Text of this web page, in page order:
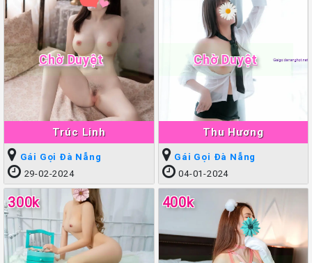
Trúc Linh
Chờ Duyệt
Gái Gọi Đà Nẵng
29-02-2024
Thu Hương
Chờ Duyệt
Gái Gọi Đà Nẵng
04-01-2024
300k 400k